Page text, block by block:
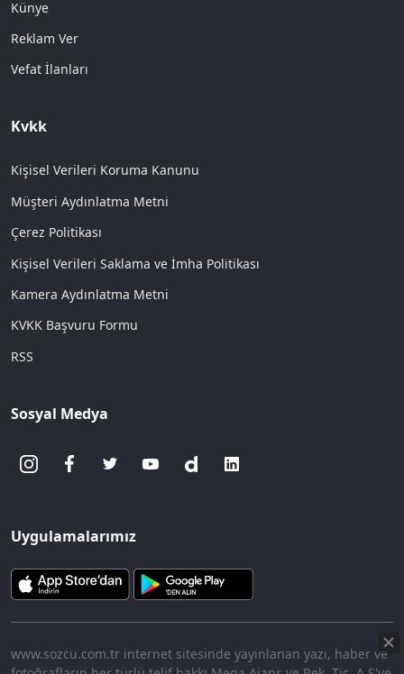
Künye
Reklam Ver
Vefat İlanları
Kvkk
Kişisel Verileri Koruma Kanunu
Müşteri Aydınlatma Metni
Çerez Politikası
Kişisel Verileri Saklama ve İmha Politikası
Kamera Aydınlatma Metni
KVKK Başvuru Formu
RSS
Sosyal Medya
Uygulamalarımız
www.sozcu.com.tr internet sitesinde yayınlanan yazı, haber ve